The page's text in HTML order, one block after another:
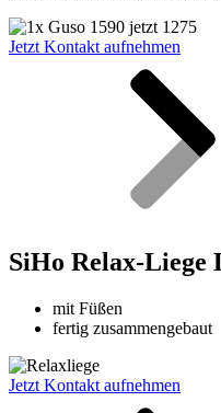
Jetzt Kontakt aufnehmen
SiHo Relax-Liege
mit Füßen
fertig zusammengebaut
Jetzt Kontakt aufnehmen